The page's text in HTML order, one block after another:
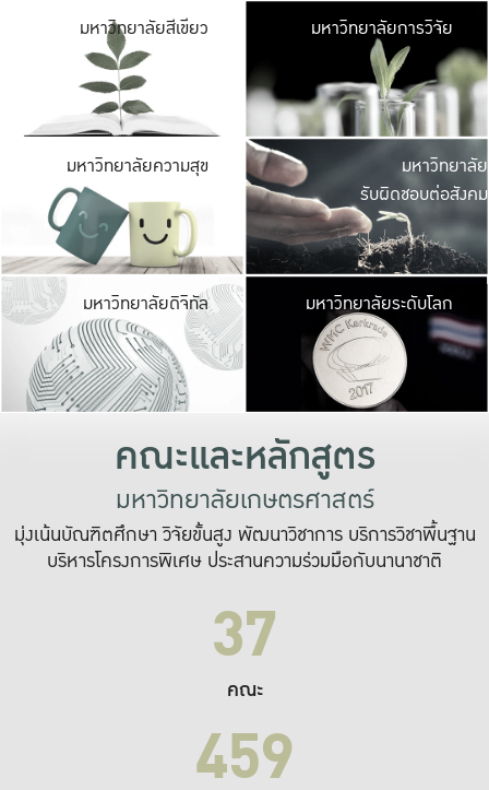
มหาวิทยาลัยสีเขียว มหาวิ
มีพื้นที่เขียวสดใส
เป็นป่าในเมือง เกษต
มหาวิทยาลัยการวิจัย
มหาวิทยาลัยความสุข มหาวิ
ค
เปิดประ
และพบเรื่องราวใ
มหาวิทยาลัย
รับผิดชอบต่อสังคม
มหาวิทยาลัยดิจิทัล มหาวิ
เปลี่ยนแปลง แล
เพื่อทำง
ระบบสารสนเทศ
มหาวิทยาลัยระดับโลก
คณะและหลักสูตร
มหาวิทยาลัยเกษตรศาสตร์
มุ่งเน้นบัณฑิตศึกษา วิจัยขั้นสูง พัฒนาวิชาการ บริการวิชาพื้นฐาน
บริหารโครงการพิเศษ ประสานความร่วมมือกับนานาชาติ
37
คณะ
459